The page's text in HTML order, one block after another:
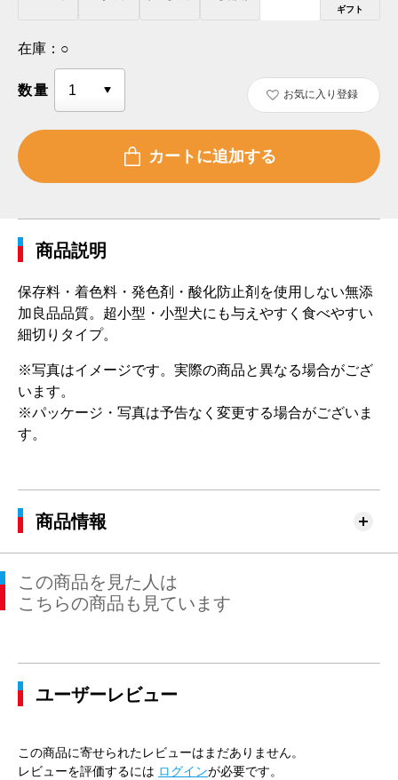
ギフト
在庫： ○
数量 お気に入り登録
商品説明
保存料・着色料・発色剤・酸化防止剤を使用しない無添
加良品品質。超小型・小型犬にも与えやすく食べやすい
細切りタイプ。
※写真はイメージです。実際の商品と異なる場合がござ
います。
※パッケージ・写真は予告なく変更する場合がございま
す。
商品情報
この商品を見た人は
こちらの商品も見ています
ユーザーレビュー
この商品に寄せられたレビューはまだありません。
レビューを評価するには ログインが必要です。